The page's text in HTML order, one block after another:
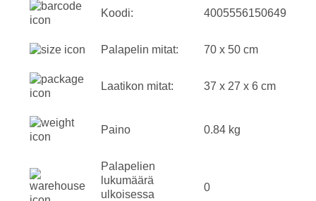
Koodi: 4005556150649
Palapelin mitat: 70 x 50 cm
Laatikon mitat: 37 x 27 x 6 cm
Paino 0.84 kg
Palapelien
lukumäärä
ulkoisessa
0